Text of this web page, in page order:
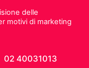
delle
motivi di marketing
02 40031013